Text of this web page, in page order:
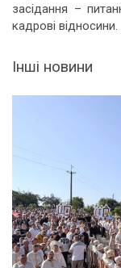
засідання –
кадрові відносини.
Інші новини